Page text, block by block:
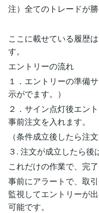
注）全てのトレードが
ここに載せている履歴
す。
エントリーの流れ
１．エントリーの準備
示がでます。）
２．サイン点灯後エン
事前注文を入れます。
（条件成立後したら注
３. 注文が成立したら後
これだけの作業で、完了
事前にアラートで、取
監視してエントリーが
可能です。